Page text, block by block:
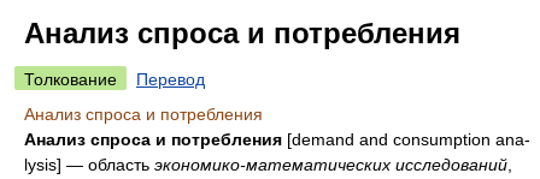
Анализ спроса и потребления
Толкование
Перевод
Анализ спроса и потребления
Анализ спроса и потребления [demand and consumption ana­
lysis] — область экономико-математических исследований